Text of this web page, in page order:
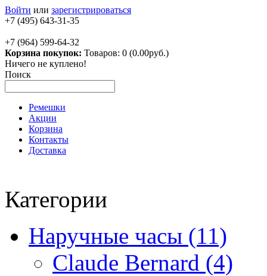
Войти или зарегистрироваться
+7 (495) 643-31-35
+7 (964) 599-64-32
Корзина покупок: Товаров: 0 (0.00руб.)
Ничего не куплено!
Поиск
Ремешки
Акции
Корзина
Контакты
Доставка
Категории
Наручные часы (11)
Claude Bernard (4)